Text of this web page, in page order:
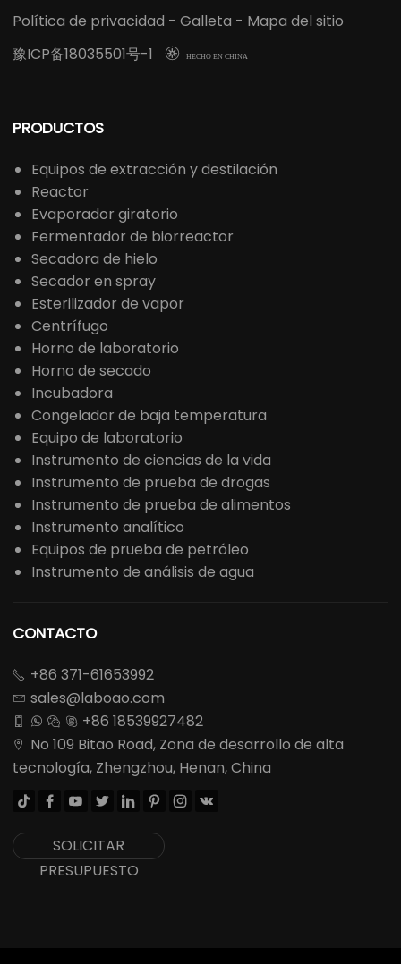
Política de privacidad - Galleta - Mapa del sitio
豫ICP备18035501号-1
 HECHO EN CHINA
PRODUCTOS
Equipos de extracción y destilación
Reactor
Evaporador giratorio
Fermentador de biorreactor
Secadora de hielo
Secador en spray
Esterilizador de vapor
Centrífugo
Horno de laboratorio
Horno de secado
Incubadora
Congelador de baja temperatura
Equipo de laboratorio
Instrumento de ciencias de la vida
Instrumento de prueba de drogas
Instrumento de prueba de alimentos
Instrumento analítico
Equipos de prueba de petróleo
Instrumento de análisis de agua
CONTACTO
 +86 371-61653992
 sales@laboao.com
    +86 18539927482

No 109 Bitao Road, Zona de desarrollo de alta
tecnología, Zhengzhou, Henan, China
       
SOLICITAR
PRESUPUESTO